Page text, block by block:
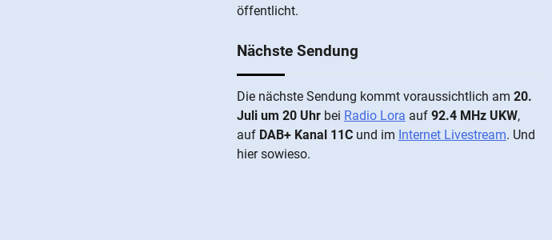
öffentlicht.
Nächste Sendung
Die näch­ste Sen­dung kommt vor­aus­sicht­lich am 20.
Juli um 20 Uhrbei Radio Lora auf 92.4 MHz UKW,
auf DAB+ Kanal 11Cund im Internet Livestream. Und
hier sowieso.